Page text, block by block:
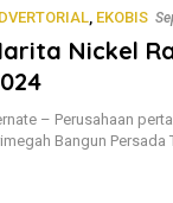
EKOBIS
Nickel
– Perusahaan
Bangun Persada